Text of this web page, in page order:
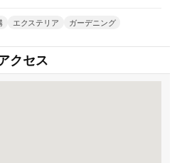
エクステリア ガーデニング
クセス